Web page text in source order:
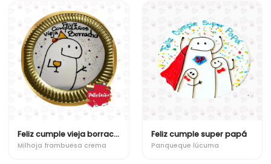
Feliz cumple vieja borracha
Milhoja frambuesa crema
Feliz cumple super papá
Panqueque lúcuma